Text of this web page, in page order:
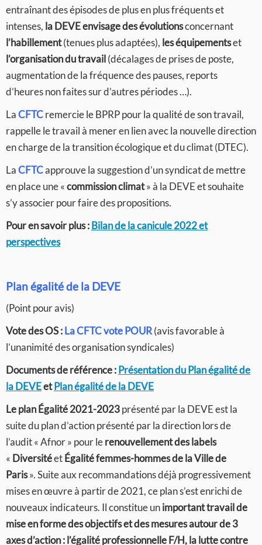
entraînant des épisodes de plus en plus fréquents et
intenses, la DEVE envisage des évolutionsconcernant
l’habillement(tenues plus adaptées), les équipementset
l’organisation du travail(décalages de prises de poste,
augmentation de la fréquence des pauses, reports
d’heures non faites sur d’autres périodes …).
LaCFTCremercie le BPRP pour la qualité de son travail,
rappelle le travail à mener en lien avec la nouvelle direction
en charge de la transition écologique et du climat (DTEC).
LaCFTCapprouve la suggestion d’un syndicat de mettre
en place une «commission climat» à la DEVE et souhaite
s’y associer pour faire des propositions.
Pour en savoir plus :Bilan de la canicule 2022 et
perspectives
Plan égalité de la DEVE
(Point pour avis)
Vote des OS :La CFTC vote POUR(avis favorable à
l’unanimité des organisation syndicales)
Documents de référence :Présentation du Plan égalité de
la DEVEetPlan égalité de la DEVE
Le plan Égalité 2021-2023présenté par la DEVE est la
suite du plan d’action présenté par la direction lors de
l’audit « Afnor » pour lerenouvellement des labels
« DiversitéetÉgalité femmes-hommes de la Ville de
Paris». Suite aux recommandations déjà progressivement
mises en œuvre à partir de 2021, ce plan s’est enrichi de
nouveaux indicateurs. Il constitue unimportant travail de
mise en forme des objectifs et des mesures autour de 3
axes d’action : l’égalité professionnelle F/H, la lutte contre